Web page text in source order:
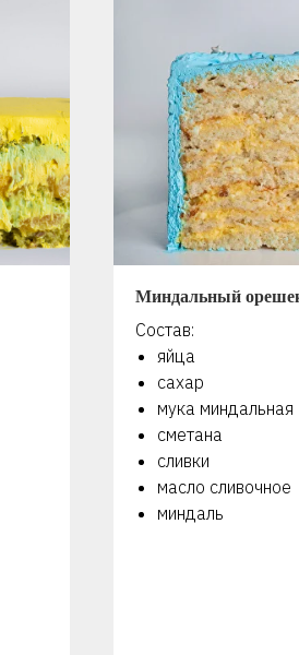
Миндальный
Состав:
яйца
сахар
мука миндальная
сметана
сливки
масло сливочное
миндаль